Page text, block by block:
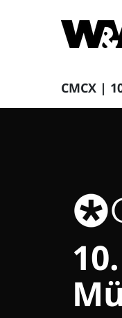
CMCX |